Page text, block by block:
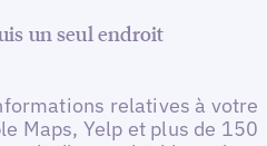
un seul endroit
relatives à votre
Maps, Yelp et plus de 150